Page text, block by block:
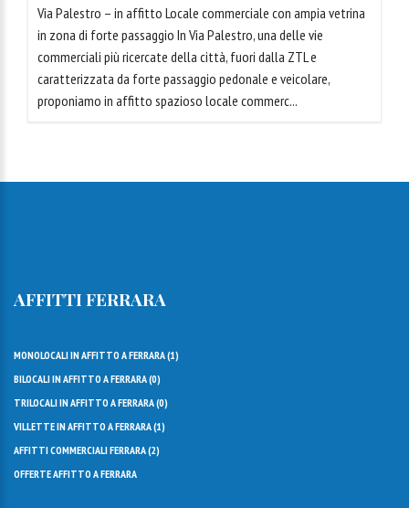
Via Palestro – in affitto Locale commerciale con ampia vetrina
in zona di forte passaggio In Via Palestro, una delle vie
commerciali più ricercate della città, fuori dalla ZTL e
caratterizzata da forte passaggio pedonale e veicolare,
proponiamo in affitto spazioso locale commerc...
AFFITTI FERRARA
MONOLOCALI IN AFFITTO A FERRARA (1)
BILOCALI IN AFFITTO A FERRARA (0)
TRILOCALI IN AFFITTO A FERRARA (0)
VILLETTE IN AFFITTO A FERRARA (1)
AFFITTI COMMERCIALI FERRARA (2)
OFFERTE AFFITTO A FERRARA